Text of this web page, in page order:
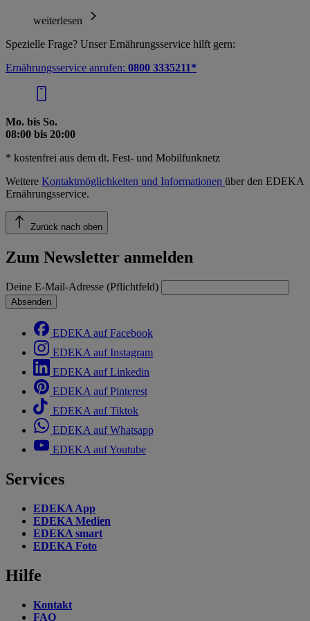
weiterlesen
Spezielle Frage? Unser Ernährungsservice hilft gern:
Ernährungsservice anrufen: 0800 3335211*
Mo. bis So.
08:00 bis 20:00
* kostenfrei aus dem dt. Fest- und Mobilfunknetz
Weitere Kontaktmöglichkeiten und Informationen über den EDEKA
Ernährungsservice.
Zurück nach oben
Zum Newsletter anmelden
Deine E-Mail-Adresse (Pflichtfeld)
Absenden
EDEKA auf Facebook
EDEKA auf Instagram
EDEKA auf Linkedin
EDEKA auf Pinterest
EDEKA auf Tiktok
EDEKA auf Whatsapp
EDEKA auf Youtube
Services
EDEKA App
EDEKA Medien
EDEKA smart
EDEKA Foto
Hilfe
Kontakt
FAQ